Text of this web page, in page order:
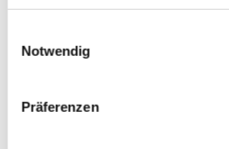
Notwendig
Präferenzen